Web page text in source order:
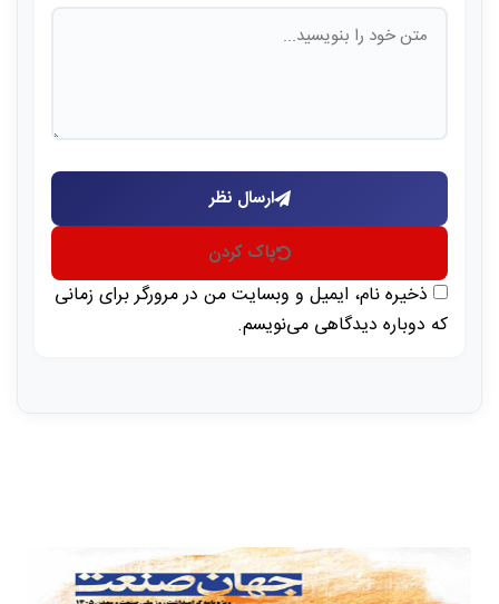
ارسال نظر
پاک کردن
ذخیره نام، ایمیل و وبسایت من در مرورگر برای زمانی
که دوباره دیدگاهی می‌نویسم.